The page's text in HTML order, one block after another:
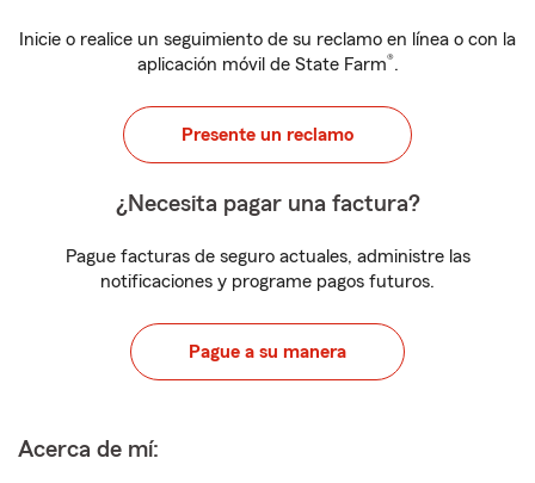
Inicie o realice un seguimiento de su reclamo en línea o con la
aplicación móvil de State Farm®.
Presente un reclamo
¿Necesita pagar una factura?
Pague facturas de seguro actuales, administre las
notificaciones y programe pagos futuros.
Pague a su manera
Acerca de mí: